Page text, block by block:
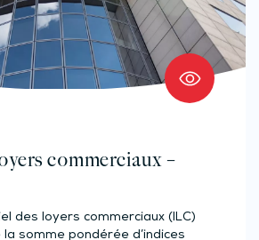
commerciaux –
des loyers commerciaux (ILC)
somme pondérée d’indices